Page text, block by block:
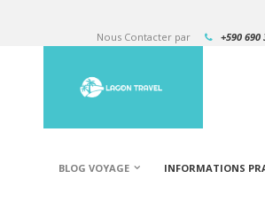
Nous Contacter par +590 690
BLOG VOYAGE INFORMATIONS